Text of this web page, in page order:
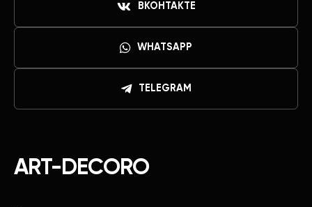
ART-DECORO
ВКОНТАКТЕ
WHATSAPP
TELEGRAM